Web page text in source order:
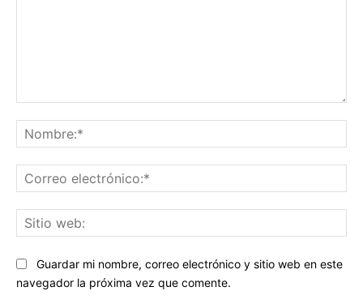
Guardar mi nombre, correo electrónico y sitio web en este
navegador la próxima vez que comente.